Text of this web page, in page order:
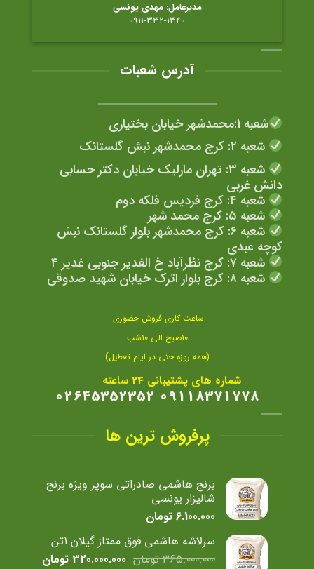
مدیرعامل: مهدی یونسی
0911-332-1340
آدرس شعبات
شعبه 1:محمدشهر خیابان بختیاری
شعبه ۲: کرج محمدشهر نبش گلستانک
شعبه ۳: تهران مارلیک خیابان دکتر حسابی
دانش غربی
شعبه ۴: کرج فردیس فلکه دوم
شعبه ۵: کرج محمد شهر
شعبه ۶: کرج محمدشهر بلوار گلستانک نبش
کوچه عبدی
شعبه ۷: کرج نظرآباد خ الغدیر جنوبی غدیر ۴
شعبه ۸: کرج بلوار اترک خیابان شهید صدوقی
ساعت کاری فروش حضوری
10صبح الی 10شب
(همه روزه حتی در ایام تعطیل)
شماره های پشتیبانی 24 ساعته
09118371778 02645352352
پرفروش ترین ها
برنج هاشمی صادراتی سوپر ویژه برنج
شالیزار یونسی
6.100.000 تومان
سرلاشه هاشمی فوق ممتاز گیلان 1تن
365.000.000 تومان قیمت
320.000.000 تومانقیمت